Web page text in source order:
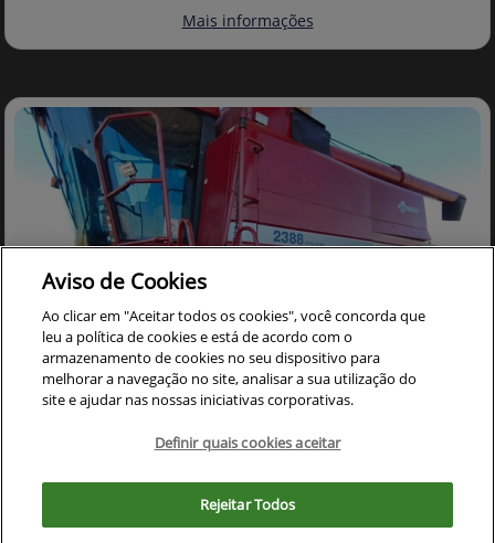
Mais informações
CASE
PLATAFORMA DE CORTE 30 PES CARACOL
Cristalina - Goiás
. Ao seguir com a navegação e visita você
concorda com nossas políticas.
Aviso de Cookies
Ao clicar em "Aceitar todos os cookies", você concorda que
leu a política de cookies e está de acordo com o
armazenamento de cookies no seu dispositivo para
melhorar a navegação no site, analisar a sua utilização do
site e ajudar nas nossas iniciativas corporativas.
Definir quais cookies aceitar
Rejeitar Todos